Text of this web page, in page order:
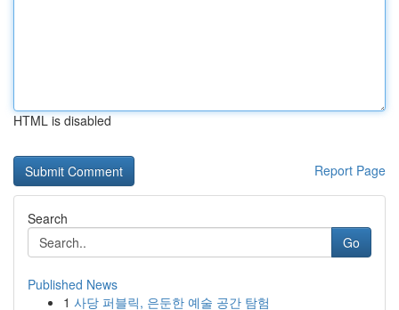
HTML is disabled
Report Page
Search
Go
Published News
1 사당 퍼블릭, 은둔한 예술 공간 탐험